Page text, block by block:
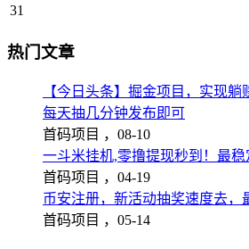
31
热门文章
【今日头条】掘金项目，实现
每天抽几分钟发布即可
首码项目 ， 08-10
一斗米挂机,零撸提现秒到！最
首码项目 ， 04-19
币安注册，新活动抽奖速度去，
首码项目 ， 05-14